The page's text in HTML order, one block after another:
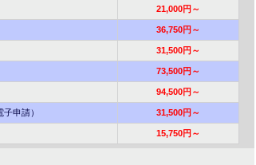
21,000円～
36,750円～
31,500円～
73,500円～
94,500円～
申請） 31,500円～
15,750円～